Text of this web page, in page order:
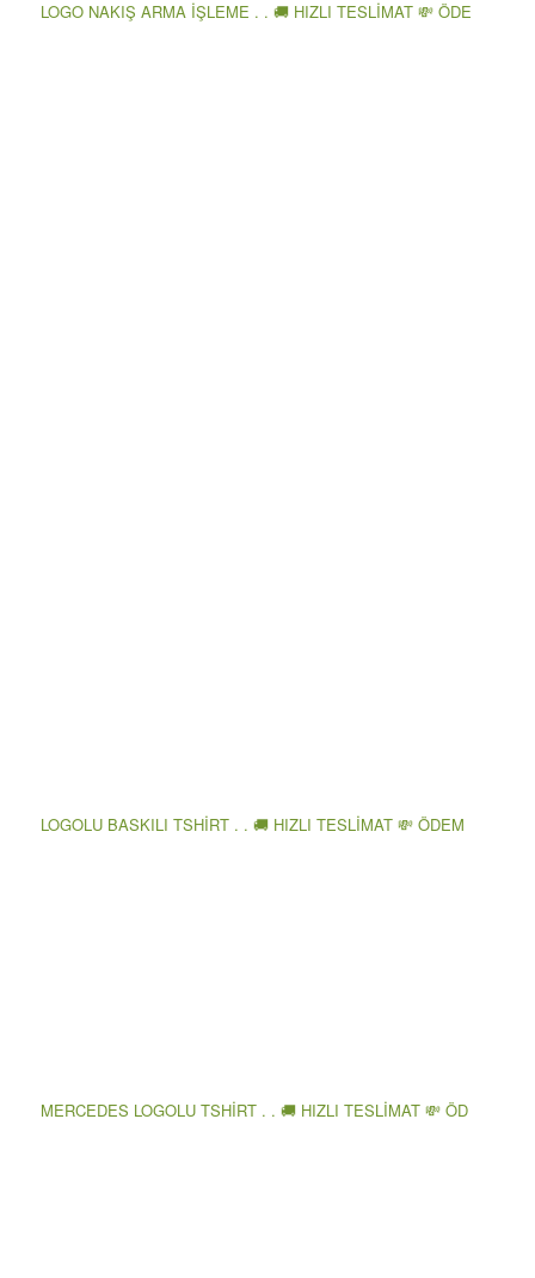
LOGO NAKIŞ ARMA İŞLEME . . 🚚 HIZLI TESLİMAT 💸 ÖDE
LOGOLU BASKILI TSHİRT . . 🚚 HIZLI TESLİMAT 💸 ÖDEM
MERCEDES LOGOLU TSHİRT . . 🚚 HIZLI TESLİMAT 💸 ÖD